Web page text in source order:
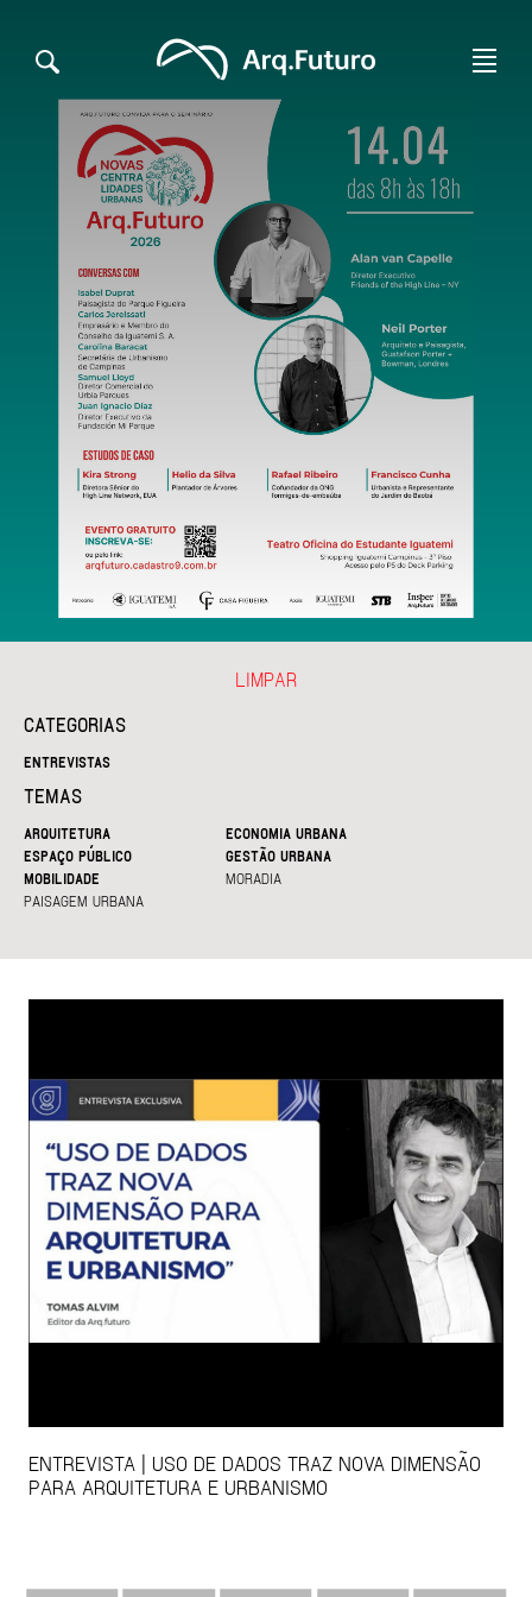
CATEGORIAS
ENTREVISTAS
TEMAS
ARQUITETURA
ECONOMIA URBANA
ESPAÇO PÚBLICO
GESTÃO URBANA
MOBILIDADE
MORADIA
PAISAGEM URBANA
LIMPAR
ENTREVISTA | USO DE DADOS TRAZ NOVA DIMENSÃO
PARA ARQUITETURA E URBANISMO